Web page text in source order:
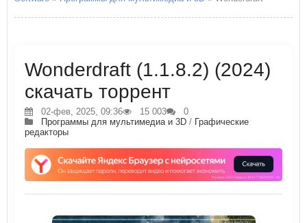
Wonderdraft (1.1.8.2) (2024)
скачать торрент
02-фев, 2025, 09:36 15 003
0
Программы для мультимедиа и 3D / Графические
редакторы